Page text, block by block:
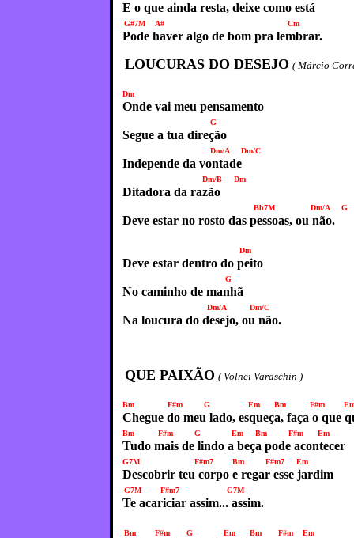
E o que ainda resta, deixe como está
G#7M A# Cm
Pode haver algo de bom pra lembrar.
LOUCURAS DO DESEJO ( Márcio
Dm
Onde vai meu pensamento
G
Segue a tua direção
Dm/A Dm/C
Independe da vontade
Dm/B
Ditadora da razão
Bb7M Dm/A G
Deve estar no rosto das pessoas, ou não.
Dm
Deve estar dentro do peito
G
No caminho de manhã
Dm/A Dm/C
Na loucura do desejo, ou não.
QUE PAIXÃO ( Volnei Varaschin )
Bm F#m G Em Bm F#m
Chegue do meu lado, esqueça, faça o que
Bm F#m G Em Bm F#m Em
Tudo mais de lindo a beça pode acontecer
G7M F#m7 Bm F#m7 Em
Descobrir teu corpo e regar esse jardim
G7M F#m7 G7M
Te acariciar assim... assim.
Bm F#m G Em Bm F#m Em